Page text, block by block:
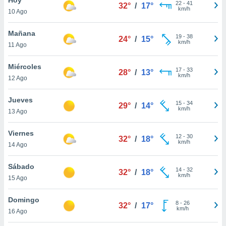
en
más
nuestra
de
cookies
aceptar
10 Ago
32° / 17° 22- 41
km/h
Mañana
11 Ago
24° / 15° 19- 38
km/h
Miércoles
12 Ago
28° / 13° 17- 33
km/h
Jueves
13 Ago
29° / 14° 15- 34
km/h
Viernes
14 Ago
32° / 18° 12- 30
km/h
Sábado
15 Ago
32° / 18° 14- 32
km/h
Domingo
16 Ago
32° / 17° 8- 26
km/h